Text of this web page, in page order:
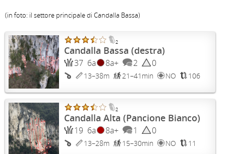
(in foto: il settore principale di Candalla Bassa)
2
Candalla Bassa (destra)
37 6a 8a+ 2 0
13–38m 21–41min NO 106
2
Candalla Alta (Pancione Bianco)
19 6a 8a+ 1 0
13–28m 15–30min NO 11